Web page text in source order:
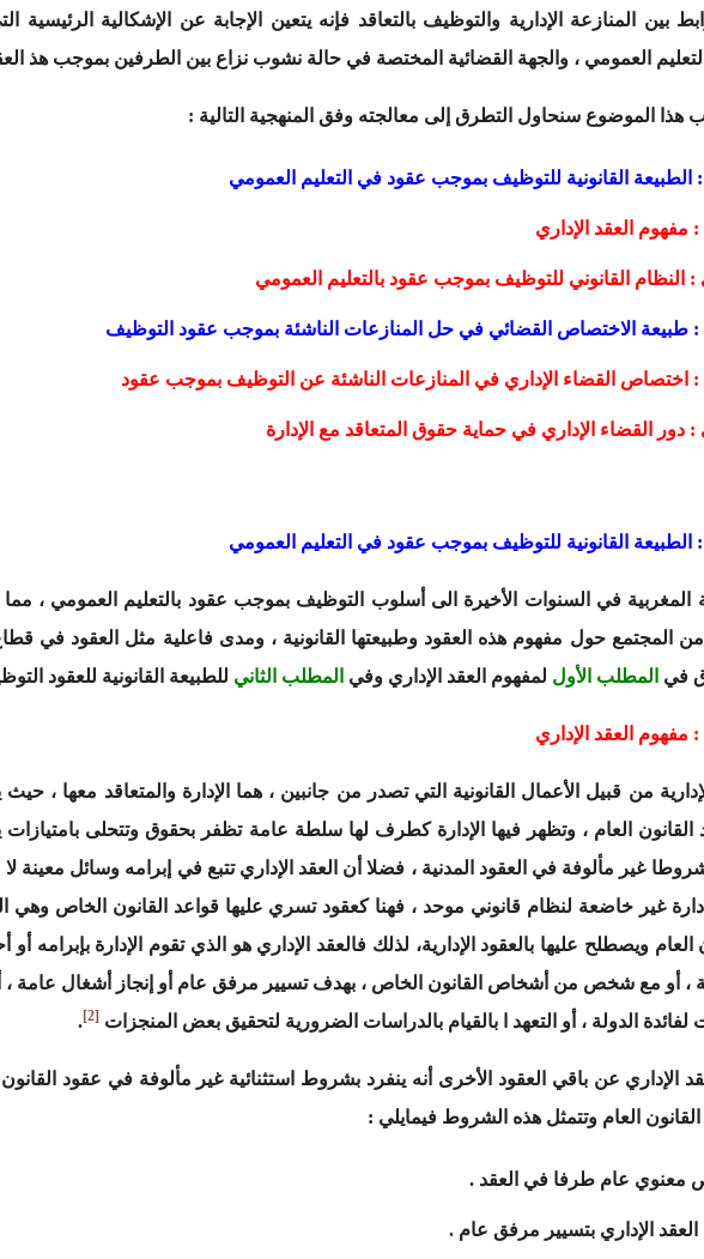
بين المنازعة الإدارية والتوظيف بالتعاقد فإنه يتعين الإجابة عن الإشكالية
العمومي ، والجهة القضائية المختصة في حالة نشوب نزاع بين الطرفين بموجب هذ
هذا الموضوع سنحاول التطرق إلى معالجته وفق المنهجية التالية :
: الطبيعة القانونية للتوظيف بموجب عقود في التعليم العمومي
مفهوم العقد الإداري
: النظام القانوني للتوظيف بموجب عقود بالتعليم العمومي
: طبيعة الاختصاص القضائي في حل المنازعات الناشئة بموجب عقود التوظيف
: اختصاص القضاء الإداري في المنازعات الناشئة عن التوظيف بموجب عقود
: دور القضاء الإداري في حماية حقوق المتعاقد مع الإدارة
: الطبيعة القانونية للتوظيف بموجب عقود في التعليم العمومي
المغربية في السنوات الأخيرة الى أسلوب التوظيف بموجب عقود بالتعليم العمومي ، مما
المجتمع حول مفهوم هذه العقود وطبيعتها القانونية ، ومدى فاعلية مثل العقود في
في المطلب الأول لمفهوم العقد الإداري وفي المطلب الثاني للطبيعة القانونية للعقود
مفهوم العقد الإداري
من قبيل الأعمال القانونية التي تصدر من جانبين ، هما الإدارة والمتعاقد معها ،
العام ، وتظهر فيها الإدارة كطرف لها سلطة عامة تظفر بحقوق وتتحلى
غير مألوفة في العقود المدنية ، فضلا أن العقد الإداري تتبع في إبرامه وسائل معينة
غير خاضعة لنظام قانوني موحد ، فهنا كعقود تسري عليها قواعد القانون الخاص
العام ويصطلح عليها بالعقود الإدارية، لذلك فالعقد الإداري هو الذي تقوم الإدارة
، أو مع شخص من أشخاص القانون الخاص ، بهدف تسيير مرفق عام أو إنجاز أشغال عامة ،
لفائدة الدولة ، أو التعهد ا بالقيام بالدراسات الضرورية لتحقيق بعض المنجزات [2]
.
الإداري عن باقي العقود الأخرى أنه ينفرد بشروط استثنائية غير مألوفة في عقود
العام وتتمثل هذه الشروط فيمايلي :
معنوي عام طرفا في العقد .
العقد الإداري بتسيير مرفق عام .